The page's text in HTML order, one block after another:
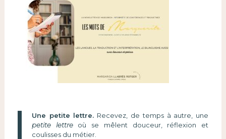
Une petite lettre. Recevez, de temps à autre, une
petite lettreoù se mêlent douceur, réflexion et
coulisses du métier.